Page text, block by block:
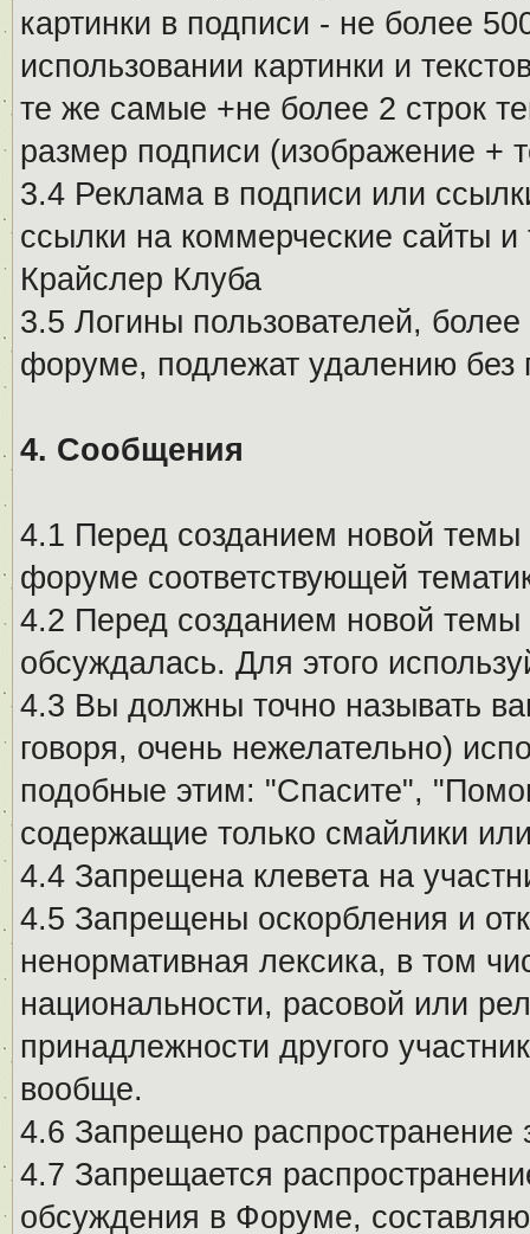
картинки в подписи - не более
использовании картинки и
те же самые +не более 2 строк
размер подписи (изображение +
3.4 Реклама в подписи или
ссылки на коммерческие сайты
Крайслер Клуба
3.5 Логины пользователей,
форуме, подлежат удалению без
4. Сообщения
4.1 Перед созданием новой темы
форуме соответствующей
4.2 Перед созданием новой
обсуждалась. Для этого
4.3 Вы должны точно называть
говоря, очень нежелательно)
подобные этим: "Спасите",
содержащие только смайлики
4.4 Запрещена клевета на
4.5 Запрещены оскорбления и
ненормативная лексика, в том
национальности, расовой или
принадлежности другого
вообще.
4.6 Запрещено
4.7 Запрещается
обсуждения в Форуме,